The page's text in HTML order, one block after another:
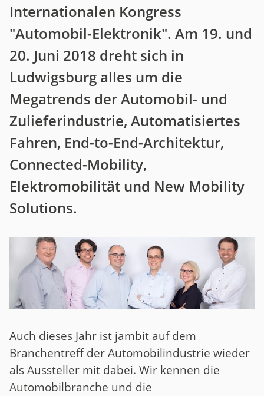
Internationalen Kongress
"Automobil-Elektronik". Am 19. und
20. Juni 2018 dreht sich in
Ludwigsburg alles um die
Megatrends der Automobil- und
Zulieferindustrie, Automatisiertes
Fahren, End-to-End-Architektur,
Connected-Mobility,
Elektromobilität und New Mobility
Solutions.
Auch dieses Jahr ist jambit auf dem
Branchentreff der Automobilindustrie wieder
als Aussteller mit dabei. Wir kennen die
Automobilbranche und die